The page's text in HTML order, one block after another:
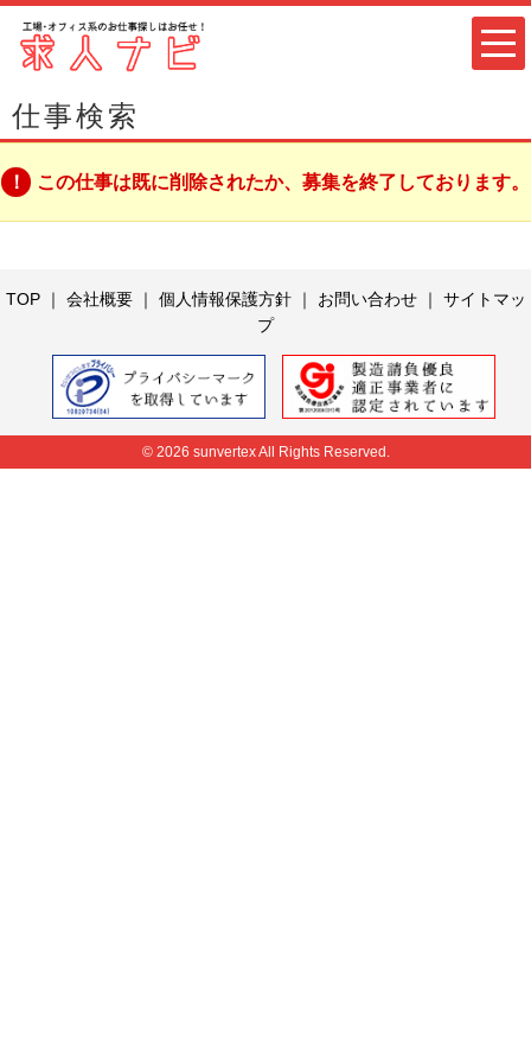
仕事検索
この仕事は既に削除されたか、募集を終了しております。
TOP｜ 会社概要｜ 個人情報保護方針｜ お問い合わせ｜ サイトマッ
プ
© 2026 sunvertex All Rights Reserved.